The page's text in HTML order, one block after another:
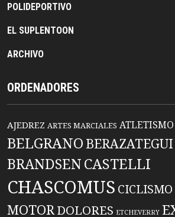
POLIDEPORTIVO
EL SUPLENTOON
ARCHIVO
ORDENADORES
AJEDREZ ARTES MARCIALES ATLETISMO
BELGRANO BERAZATEGUI
BRANDSENCASTELLI
CHASCOMUS CICLISMO
MOTORDOLORES ETCHEVERRY